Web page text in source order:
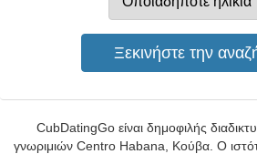
CubDatingGo είναι δημοφιλής
γνωριμιών Centro Habana, Κούβα. Ο